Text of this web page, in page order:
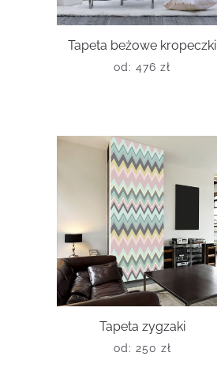
Tapeta beżowe kropeczki
od: 476 zł
Tapeta zygzaki
od: 250 zł